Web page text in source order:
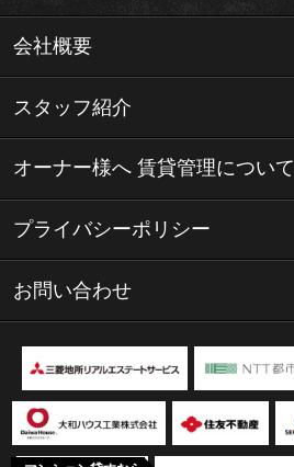
会社概要
スタッフ紹介
オーナー様へ 賃貸管理について
プライバシーポリシー
お問い合わせ